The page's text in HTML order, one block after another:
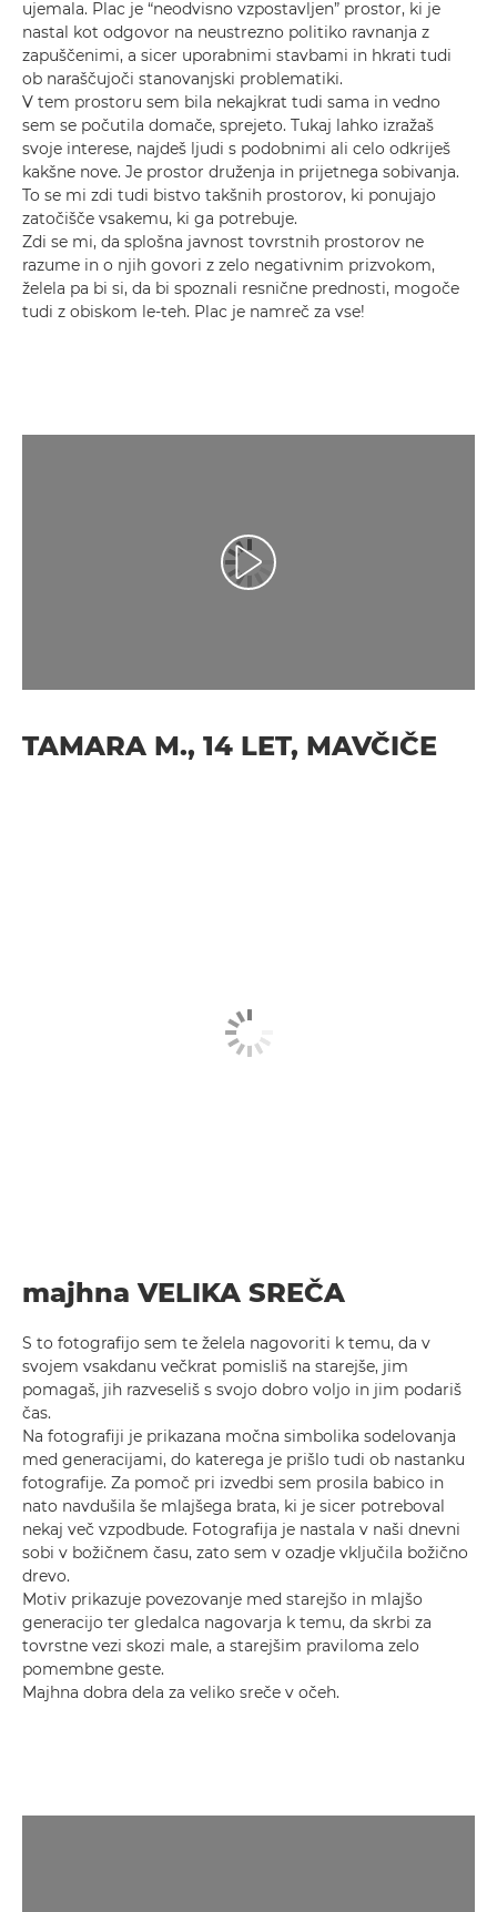
ujemala. Plac je “neodvisno vzpostavljen” prostor, ki je
nastal kot odgovor na neustrezno politiko ravnanja z
zapuščenimi, a sicer uporabnimi stavbami in hkrati tudi
ob naraščujoči stanovanjski problematiki.
V tem prostoru sem bila nekajkrat tudi sama in vedno
sem se počutila domače, sprejeto. Tukaj lahko izražaš
svoje interese, najdeš ljudi s podobnimi ali celo odkriješ
kakšne nove. Je prostor druženja in prijetnega sobivanja.
To se mi zdi tudi bistvo takšnih prostorov, ki ponujajo
zatočišče vsakemu, ki ga potrebuje.
Zdi se mi, da splošna javnost tovrstnih prostorov ne
razume in o njih govori z zelo negativnim prizvokom,
želela pa bi si, da bi spoznali resnične prednosti, mogoče
tudi z obiskom le-teh. Plac je namreč za vse!
Predvajaj videoposnetek
TAMARA M., 14 LET, MAVČIČE
majhna VELIKA SREČA
S to fotografijo sem te želela nagovoriti k temu, da v
svojem vsakdanu večkrat pomisliš na starejše, jim
pomagaš, jih razveseliš s svojo dobro voljo in jim podariš
čas.
Na fotografiji je prikazana močna simbolika sodelovanja
med generacijami, do katerega je prišlo tudi ob nastanku
fotografije. Za pomoč pri izvedbi sem prosila babico in
nato navdušila še mlajšega brata, ki je sicer potreboval
nekaj več vzpodbude. Fotografija je nastala v naši dnevni
sobi v božičnem času, zato sem v ozadje vključila božično
drevo.
Motiv prikazuje povezovanje med starejšo in mlajšo
generacijo ter gledalca nagovarja k temu, da skrbi za
tovrstne vezi skozi male, a starejšim praviloma zelo
pomembne geste.
Majhna dobra dela za veliko sreče v očeh.